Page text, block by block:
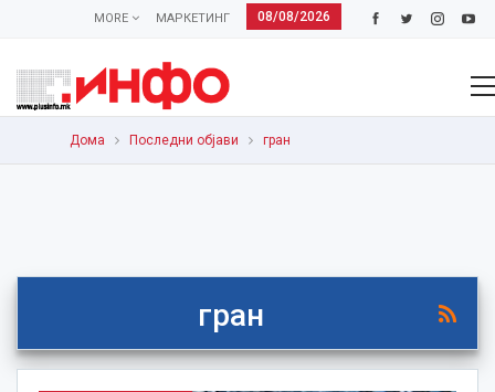
08/08/2026
МАРКЕТИНГ
MORE
Дома Последни објави гран
гран